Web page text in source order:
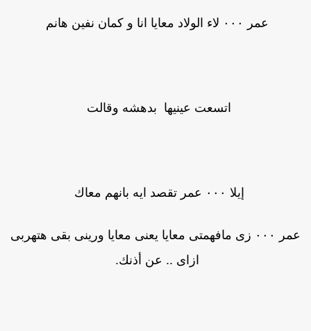
عمر ٠٠٠ لاء الولاد معايا انا و كمان نفين هانم
اتسعت عينيها بدهشه وقالت
إيلا ٠٠٠ عمر تقصد ايه بانهم معاك
عمر ٠٠٠ زى مافهمتى معايا يعنى معايا ورينى بقى هتهربى
ازاى .. عن أذنك.